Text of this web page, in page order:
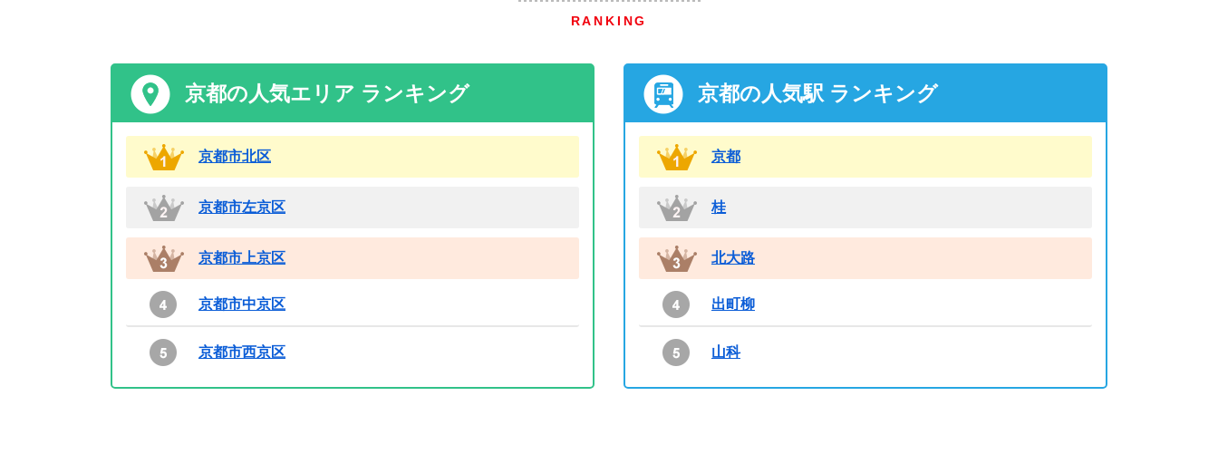
RANKING
京都の人気エリア ランキング
京都市北区
京都市左京区
京都市上京区
京都市中京区
京都市西京区
京都の人気駅 ランキング
京都
桂
北大路
出町柳
山科